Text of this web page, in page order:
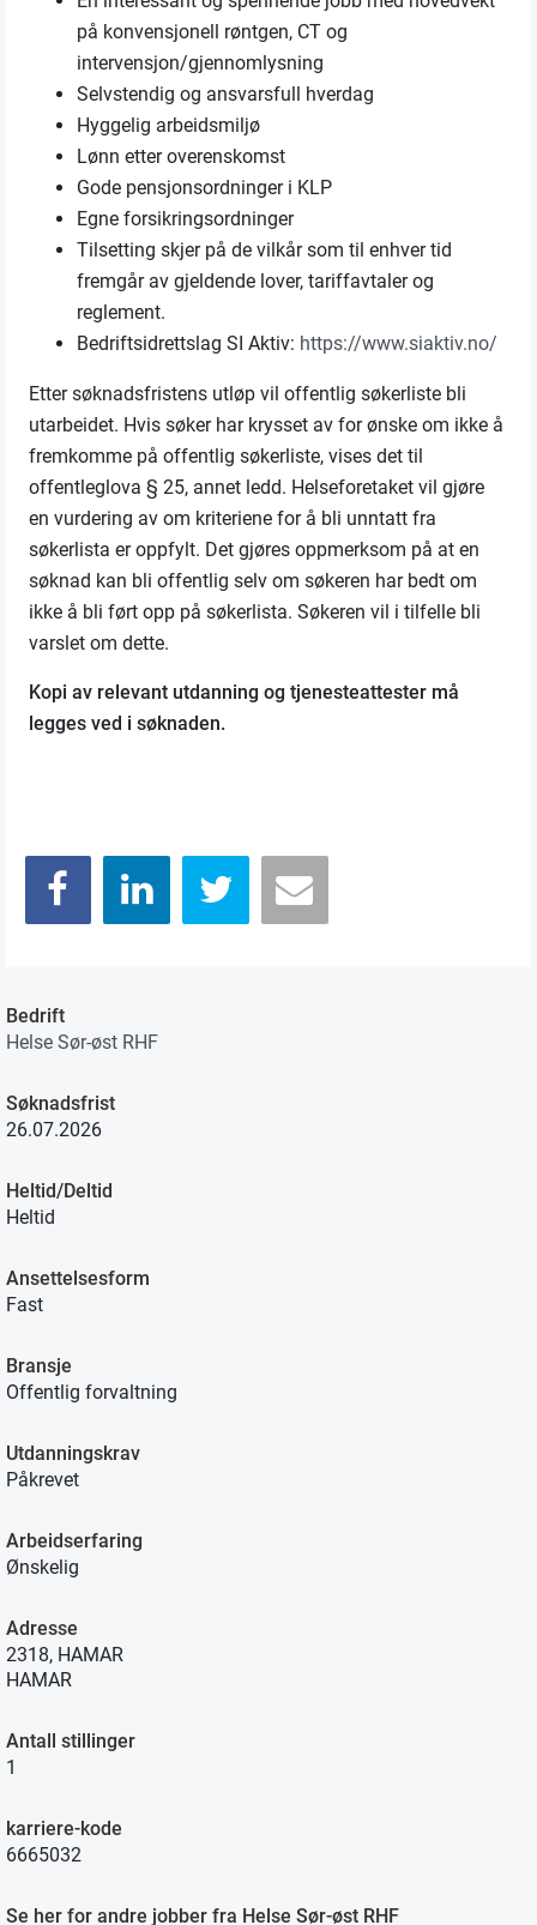
på konvensjonell røntgen, CT og
intervensjon/gjennomlysning
Selvstendig og ansvarsfull hverdag
Hyggelig arbeidsmiljø
Lønn etter overenskomst
Gode pensjonsordninger i KLP
Egne forsikringsordninger
Tilsetting skjer på de vilkår som til enhver tid
fremgår av gjeldende lover, tariffavtaler og
reglement.
Bedriftsidrettslag SI Aktiv: https://www.siaktiv.no/
Etter søknadsfristens utløp vil offentlig søkerliste bli
utarbeidet. Hvis søker har krysset av for ønske om ikke å
fremkomme på offentlig søkerliste, vises det til
offentleglova § 25, annet ledd. Helseforetaket vil gjøre
en vurdering av om kriteriene for å bli unntatt fra
søkerlista er oppfylt. Det gjøres oppmerksom på at en
søknad kan bli offentlig selv om søkeren har bedt om
ikke å bli ført opp på søkerlista. Søkeren vil i tilfelle bli
varslet om dette.
Kopi av relevant utdanning og tjenesteattester må
legges ved i søknaden.
Bedrift
Helse Sør-øst RHF
Søknadsfrist
26.07.2026
Heltid/Deltid
Heltid
Ansettelsesform
Fast
Bransje
Offentlig forvaltning
Utdanningskrav
Påkrevet
Arbeidserfaring
Ønskelig
Adresse
2318, HAMAR
HAMAR
Antall stillinger
1
karriere-kode
6665032
Se her for andre jobber fra Helse Sør-øst RHF